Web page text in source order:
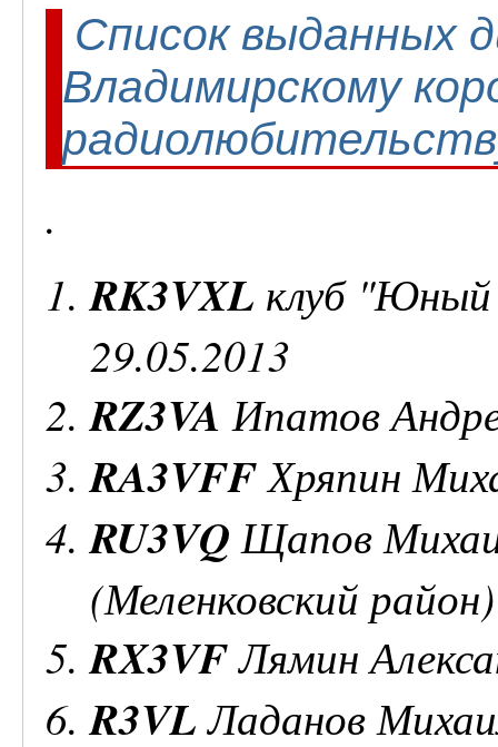
Список выданных
Владимирскому
.
RK3VXL клуб "Юный
29.05.2013
RZ3VA Ипатов
RA3VFFХряпин
RU3VQ Щапов
(Меленковский
RX3VFЛямин
R3VLЛаданов